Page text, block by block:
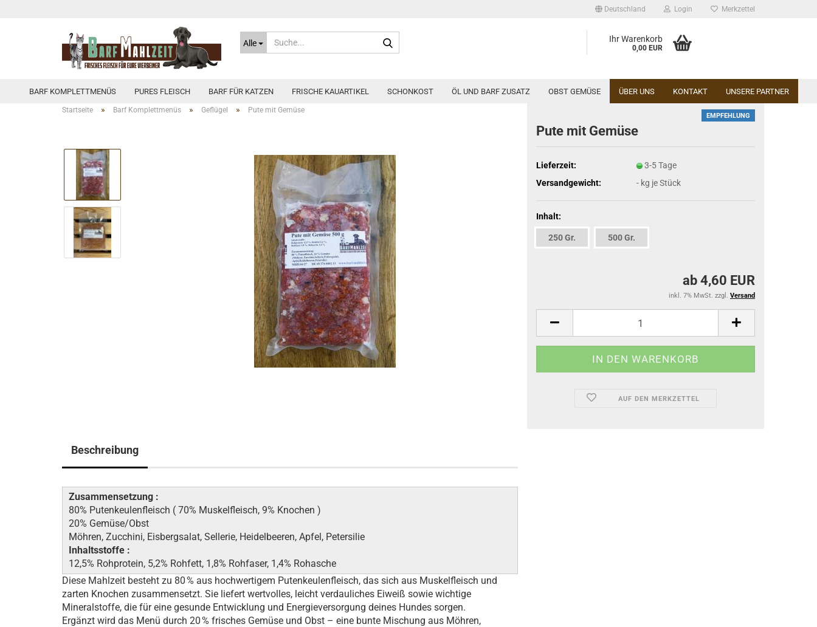
Deutschland Login Merkzettel
Alle Ihr Warenkorb
0,00 EUR
BARF KOMPLETTMENÜS PURES FLEISCH BARF FÜR KATZEN FRISCHE KAUARTIKEL SCHONKOST ÖL UND BARF ZUSATZ OBST GEMÜSE ÜBER UNS KONTAKT UNSERE PARTNER
Startseite » Barf Komplettmenüs » Geflügel » Pute mit Gemüse
EMPFEHLUNG
Pute mit Gemüse
Lieferzeit:
3-5 Tage
Versandgewicht:
- kg je Stück
Inhalt:
250 Gr. 500 Gr.
ab 4,60 EUR
inkl. 7% MwSt. zzgl. Versand
AUF DEN MERKZETTEL
Beschreibung
Zusammensetzung :
80% Putenkeulenfleisch ( 70% Muskelfleisch, 9% Knochen )
20% Gemüse/Obst
Möhren, Zucchini, Eisbergsalat, Sellerie, Heidelbeeren, Apfel, Petersilie
Inhaltsstoffe :
12,5% Rohprotein, 5,2% Rohfett, 1,8% Rohfaser, 1,4% Rohasche
Diese Mahlzeit besteht zu 80 % aus hochwertigem Putenkeulenfleisch, das sich aus Muskelfleisch und
zarten Knochen zusammensetzt. Sie liefert wertvolles, leicht verdauliches Eiweiß sowie wichtige
Mineralstoffe, die für eine gesunde Entwicklung und Energieversorgung deines Hundes sorgen.
Ergänzt wird das Menü durch 20 % frisches Gemüse und Obst – eine bunte Mischung aus Möhren,